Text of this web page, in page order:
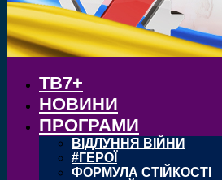
ТВ7+
НОВИНИ
ПРОГРАМИ
ВІДЛУННЯ ВІЙНИ
#ГЕРОЇ
ФОРМУЛА СТІЙКОСТІ